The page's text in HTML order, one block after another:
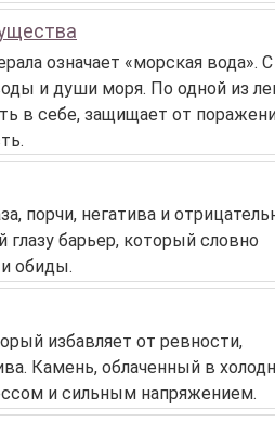
означает «морская вода». С
и души моря. По одной из
в себе, защищает от
порчи, негатива и
барьер, который словно
обиды.
избавляет от ревности,
Камень, облаченный в
и сильным напряжением.